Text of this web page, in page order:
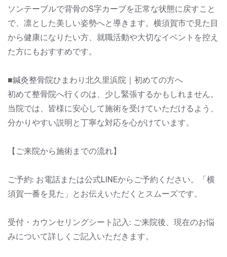
ソンテーブルで背骨のS字カーブを正常な状態に戻すこと
で、凛とした美しい姿勢へと導きます。横須賀市で見た目
から健康になりたい方、就職活動や大切なイベントを控え
た方にもおすすめです。
■鍼灸整骨院ひまわり北久里浜院｜初めての方へ
初めて整骨院へ行くのは、少し緊張するかもしれません。
当院では、皆様に安心して施術を受けていただけるよう、
分かりやすい説明と丁寧な対応を心がけています。
【ご来院から施術までの流れ】
ご予約: お電話または公式LINEからご予約ください。「横
須賀一番を見た」とお伝えいただくとスムーズです。
受付・カウンセリングシート記入: ご来院後、現在のお悩
みについて詳しくご記入いただきます。